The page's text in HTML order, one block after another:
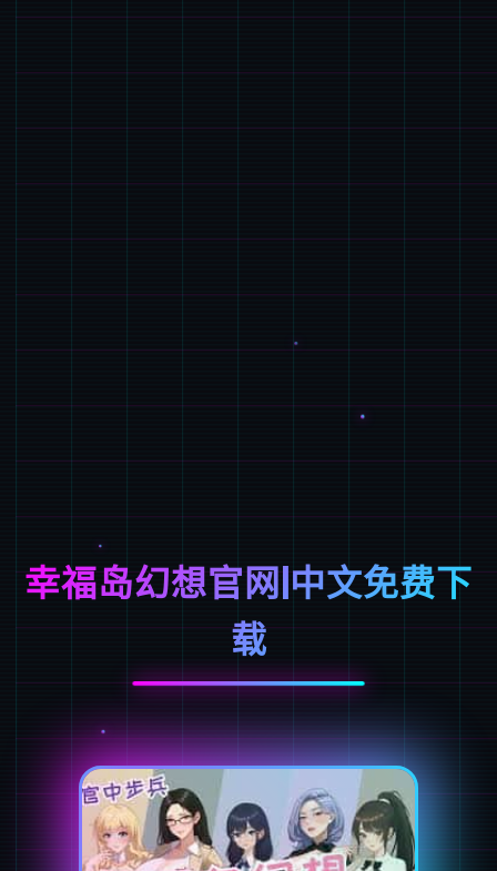
幸福岛幻想官网|中文免费下
载